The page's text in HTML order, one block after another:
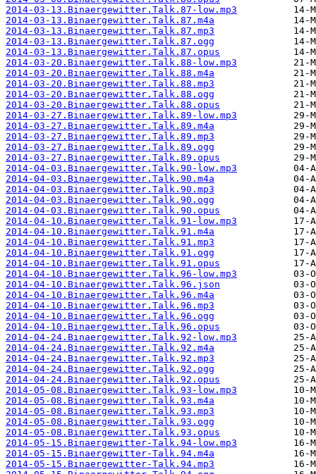
2014-03-13.Binaergewitter.Talk.87-low.mp3
2014-03-13.Binaergewitter.Talk.87.m4a
2014-03-13.Binaergewitter.Talk.87.mp3
2014-03-13.Binaergewitter.Talk.87.ogg
2014-03-13.Binaergewitter.Talk.87.opus
2014-03-20.Binaergewitter.Talk.88-low.mp3
2014-03-20.Binaergewitter.Talk.88.m4a
2014-03-20.Binaergewitter.Talk.88.mp3
2014-03-20.Binaergewitter.Talk.88.ogg
2014-03-20.Binaergewitter.Talk.88.opus
2014-03-27.Binaergewitter.Talk.89-low.mp3
2014-03-27.Binaergewitter.Talk.89.m4a
2014-03-27.Binaergewitter.Talk.89.mp3
2014-03-27.Binaergewitter.Talk.89.ogg
2014-03-27.Binaergewitter.Talk.89.opus
2014-04-03.Binaergewitter.Talk.90-low.mp3
2014-04-03.Binaergewitter.Talk.90.m4a
2014-04-03.Binaergewitter.Talk.90.mp3
2014-04-03.Binaergewitter.Talk.90.ogg
2014-04-03.Binaergewitter.Talk.90.opus
2014-04-10.Binaergewitter.Talk.91-low.mp3
2014-04-10.Binaergewitter.Talk.91.m4a
2014-04-10.Binaergewitter.Talk.91.mp3
2014-04-10.Binaergewitter.Talk.91.ogg
2014-04-10.Binaergewitter.Talk.91.opus
2014-04-10.Binaergewitter.Talk.96-low.mp3
2014-04-10.Binaergewitter.Talk.96.json
2014-04-10.Binaergewitter.Talk.96.m4a
2014-04-10.Binaergewitter.Talk.96.mp3
2014-04-10.Binaergewitter.Talk.96.ogg
2014-04-10.Binaergewitter.Talk.96.opus
2014-04-24.Binaergewitter.Talk.92-low.mp3
2014-04-24.Binaergewitter.Talk.92.m4a
2014-04-24.Binaergewitter.Talk.92.mp3
2014-04-24.Binaergewitter.Talk.92.ogg
2014-04-24.Binaergewitter.Talk.92.opus
2014-05-08.Binaergewitter.Talk.93-low.mp3
2014-05-08.Binaergewitter.Talk.93.m4a
2014-05-08.Binaergewitter.Talk.93.mp3
2014-05-08.Binaergewitter.Talk.93.ogg
2014-05-08.Binaergewitter.Talk.93.opus
2014-05-15.Binaergewitter-Talk.94-low.mp3
2014-05-15.Binaergewitter-Talk.94.m4a
2014-05-15.Binaergewitter-Talk.94.mp3